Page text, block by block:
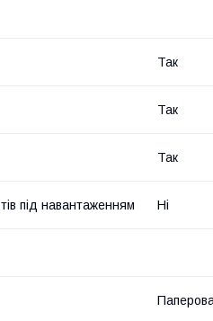
Так
Так
Так
під навантаженням Ні